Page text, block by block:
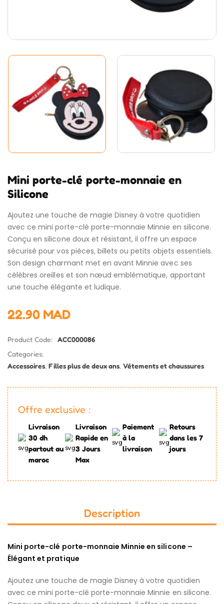
Mini porte-clé porte-monnaie en
Silicone
Ajoutez une touche de magie Disney à votre quotidien
avec ce mini porte-clé porte-monnaie Minnie en silicone.
Conçu en silicone doux et résistant, il offre un espace
sécurisé pour vos pièces, billets ou petits objets essentiels.
Son design charmant met en avant Minnie avec ses
célèbres oreilles et son nœud emblématique, apportant
une touche élégante et ludique.
22.90 MAD
Product Code: ACC000086
Categories:
Accessoires,Filles plus de deux ans,Vétements et chaussures
Offre exclusive :
Livraison
30 dh
partout au
maroc
Livraison
Rapide en
3 Jours
Max
Paiement
à la
livraison
Retours
dans les 7
jours
Description
Mini porte-clé porte-monnaie Minnie en silicone –
Élégant et pratique
Ajoutez une touche de magie Disney à votre quotidien
avec ce mini porte-clé porte-monnaie Minnie en silicone.